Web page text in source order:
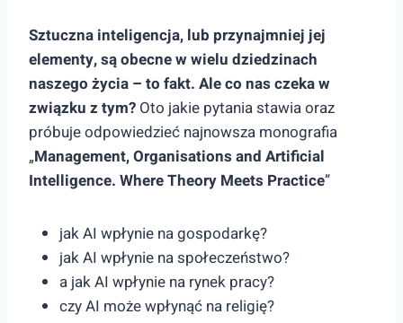
Sztuczna inteligencja, lub przynajmniej jej
elementy, są obecne w wielu dziedzinach
naszego życia – to fakt. Ale co nas czeka w
związku z tym? Oto jakie pytania stawia oraz
próbuje odpowiedzieć najnowsza monografia
„Management, Organisations and Artificial
Intelligence. Where Theory Meets Practice”
jak AI wpłynie na gospodarkę?
jak AI wpłynie na społeczeństwo?
a jak AI wpłynie na rynek pracy?
czy AI może wpłynąć na religię?